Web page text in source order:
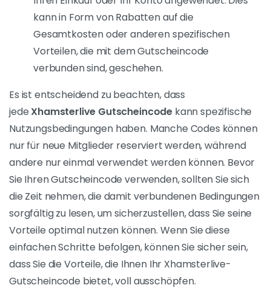
Ihr Konto eingerichtet haben, melden Sie sich
mit Ihren Zugangsdaten an.
Wählen Sie die gewünschte Vorlage :Erkunden
Sie die auf Xhamsterlive verfügbaren Modelle
und wählen Sie das Modell, dessen Live-Show
Ihren Vorlieben entspricht.
Wechsel in den Zahlungsschritt :Wenn Sie
bereit sind, Ihre Zahlung zu tätigen, sehen Sie ein
spezielles Feld, in das Sie IhrenXhamsterlive
Gutscheincode. Dies kann während der Auswahl
des Modells oder beim Abschluss des Kaufs sein.
Geben Sie den Promo-Code ein und
bestätigen Sie :Geben Sie den Gutscheincode in
das dafür vorgesehene Feld ein und bestätigen
Sie. Achten Sie darauf, dass Sie dies genau tun,
um Fehler zu vermeiden.
Automatisch angewandte Vorteile :